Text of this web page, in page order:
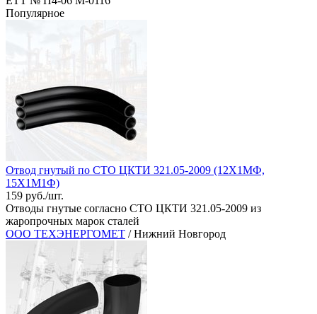
Популярное
Отвод гнутый по СТО ЦКТИ 321.05-2009 (12Х1МФ,
15Х1М1Ф)
159 руб./шт.
Отводы гнутые согласно СТО ЦКТИ 321.05-2009 из
жаропрочных марок сталей
ООО ТЕХЭНЕРГОМЕТ / Нижний Новгород